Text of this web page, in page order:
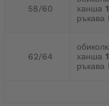
58/60
ханша
ръкава
62/64
ханша
ръкава